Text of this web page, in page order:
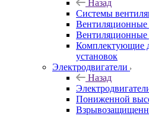
Назад
Системы
Комплектующие
установок
Электродвигатели
Назад
Пониженной